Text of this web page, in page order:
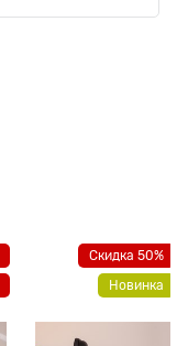
Скидка 50%
Новинка